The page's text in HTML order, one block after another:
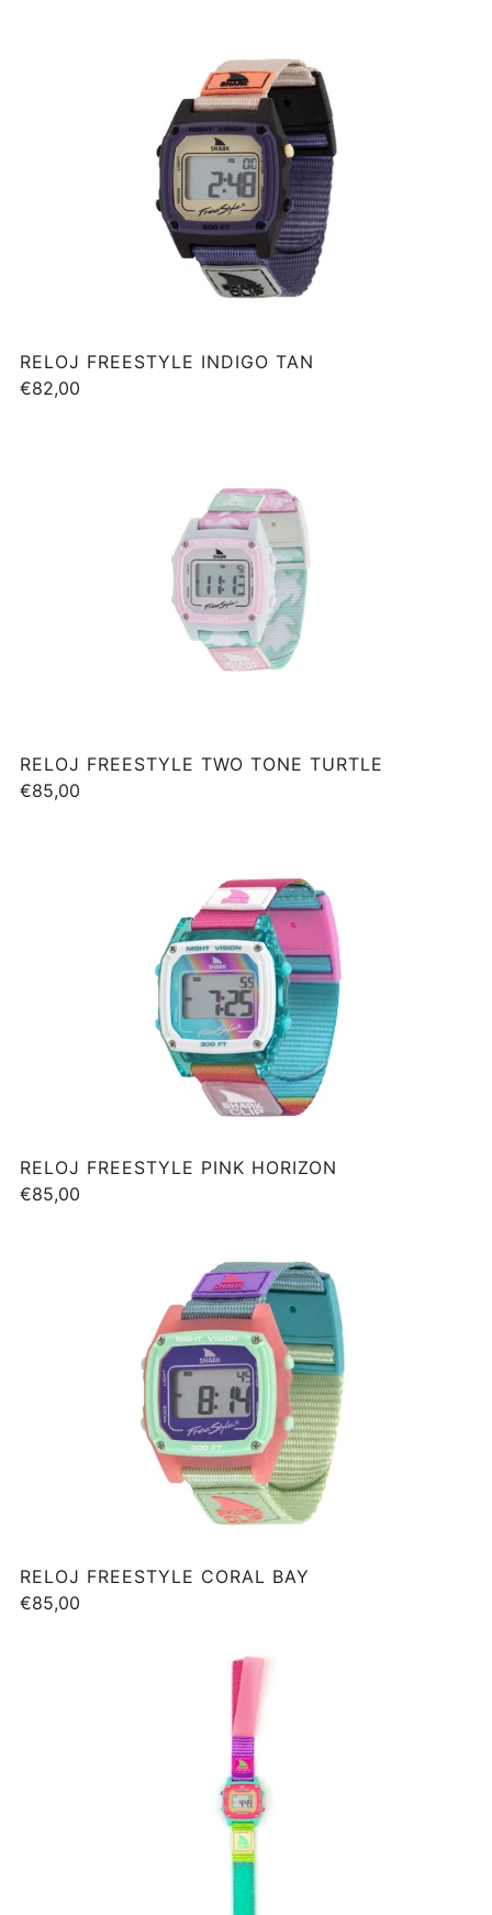
RELOJ FREESTYLE INDIGO TAN
€82,00
RELOJ FREESTYLE TWO TONE TURTLE
€85,00
RELOJ FREESTYLE PINK HORIZON
€85,00
RELOJ FREESTYLE CORAL BAY
€85,00